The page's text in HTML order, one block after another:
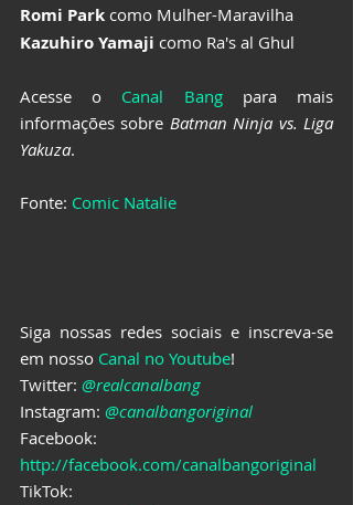
Romi Park como Mulher-Maravilha
Kazuhiro Yamaji como Ra's al Ghul
Acesse o Canal Bang para mais
informações sobre Batman Ninja vs. Liga
Yakuza.
Fonte: Comic Natalie
Siga nossas redes sociais e inscreva-se
em nosso Canal no Youtube!
Twitter: @realcanalbang
Instagram: @canalbangoriginal
http://facebook.com/canalbangoriginal